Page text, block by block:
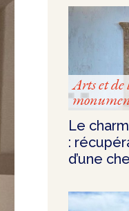
Arts et
Le
:
d’une